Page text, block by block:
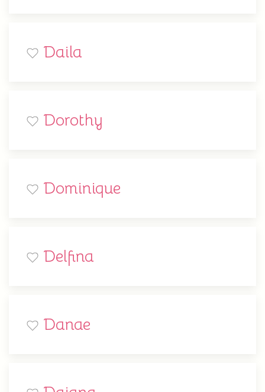
Daila
Dorothy
Dominique
Delfina
Danae